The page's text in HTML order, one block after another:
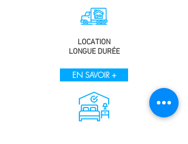
LOCATION
LONGUE DURÉE
EN SAVOIR +